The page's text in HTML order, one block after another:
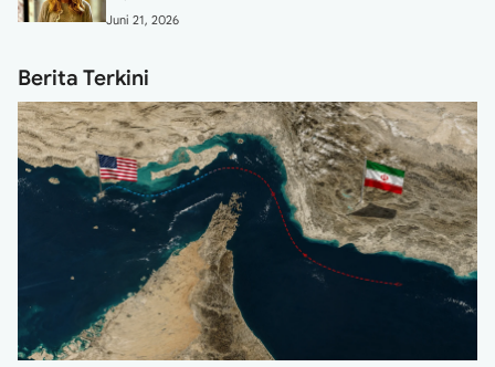
Juni 21, 2026
Berita Terkini